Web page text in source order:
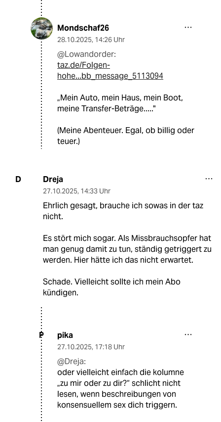
Mondschaf26
28.10.2025, 14:26 Uhr
@Lowandorder:
taz.de/Folgen-
hohe...bb_message_5113094
„Mein Auto, mein Haus, mein Boot,
meine Transfer-Beträge....."
(Meine Abenteuer. Egal, ob billig oder
teuer.)
D Dreja
27.10.2025, 14:33 Uhr
Ehrlich gesagt, brauche ich sowas in der taz
nicht.
Es stört mich sogar. Als Missbrauchsopfer hat
man genug damit zu tun, ständig getriggert zu
werden. Hier hätte ich das nicht erwartet.
Schade. Vielleicht sollte ich mein Abo
kündigen.
P pika
27.10.2025, 17:18 Uhr
@Dreja:
oder vielleicht einfach die kolumne
„zu mir oder zu dir?“ schlicht nicht
lesen, wenn beschreibungen von
konsensuellem sex dich triggern.